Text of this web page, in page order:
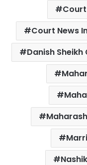
o
o
k
e
r
s
A
p
p
e
r
e
s
t
Court News
Danish Sheikh